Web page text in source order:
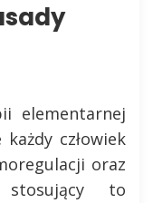
elementarnej
człowiek
oraz
stosujący to